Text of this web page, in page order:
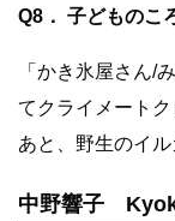
Q8． 子どものこ
「かき氷屋さん/
てクライメート
あと、野生のイ
中野響子